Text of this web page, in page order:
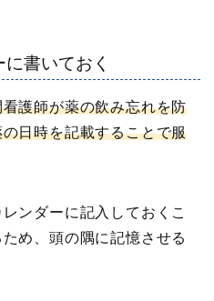
書いておく
護師が薬の飲み忘れを防
日時を記載することで服
ンダーに記入しておくこ
め、頭の隅に記憶させる